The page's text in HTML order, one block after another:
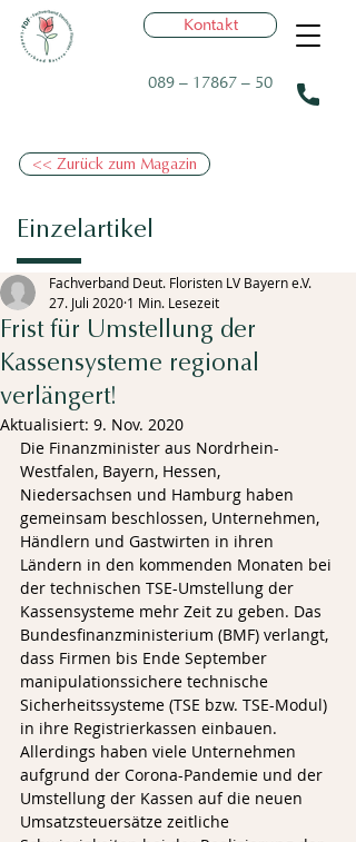
089 – 17867 – 50
Kontakt
<< Zurück zum Magazin
Einzelartikel
Frist für Umstellung der
Kassensysteme regional
verlängert!
Fachverband Deut. Floristen LV Bayern e.V.
27. Juli 2020 1 Min. Lesezeit
Aktualisiert: 9. Nov. 2020
Die Finanzminister aus Nordrhein-
Westfalen, Bayern, Hessen,
Niedersachsen und Hamburg haben
gemeinsam beschlossen, Unternehmen,
Händlern und Gastwirten in ihren
Ländern in den kommenden Monaten bei
der technischen TSE-Umstellung der
Kassensysteme mehr Zeit zu geben. Das
Bundesfinanzministerium (BMF) verlangt,
dass Firmen bis Ende September
manipulationssichere technische
Sicherheitssysteme (TSE bzw. TSE-Modul)
in ihre Registrierkassen einbauen.
Allerdings haben viele Unternehmen
aufgrund der Corona-Pandemie und der
Umstellung der Kassen auf die neuen
Umsatzsteuersätze zeitliche